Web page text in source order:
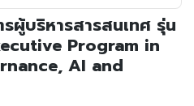
ผู้บริหารสารสนเทศ รุ่น
Program in
AI and